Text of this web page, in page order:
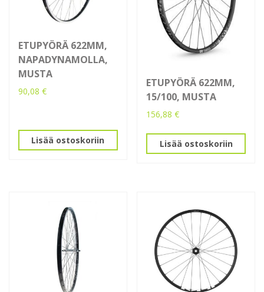
ETUPYÖRÄ 622MM,
NAPADYNAMOLLA,
MUSTA
90,08 €
Lisää ostoskoriin
ETUPYÖRÄ 622MM,
15/100, MUSTA
156,88€
Lisää ostoskoriin